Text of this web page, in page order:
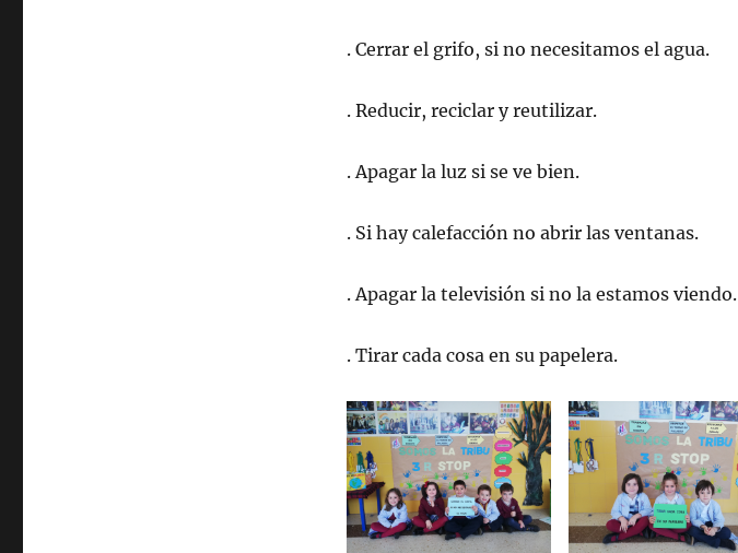
. Cerrar el grifo, si no necesitamos el agua.
. Reducir, reciclar y reutilizar.
. Apagar la luz si se ve bien.
. Si hay calefacción no abrir las ventanas.
. Apagar la televisión si no la estamos viendo.
. Tirar cada cosa en su papelera.